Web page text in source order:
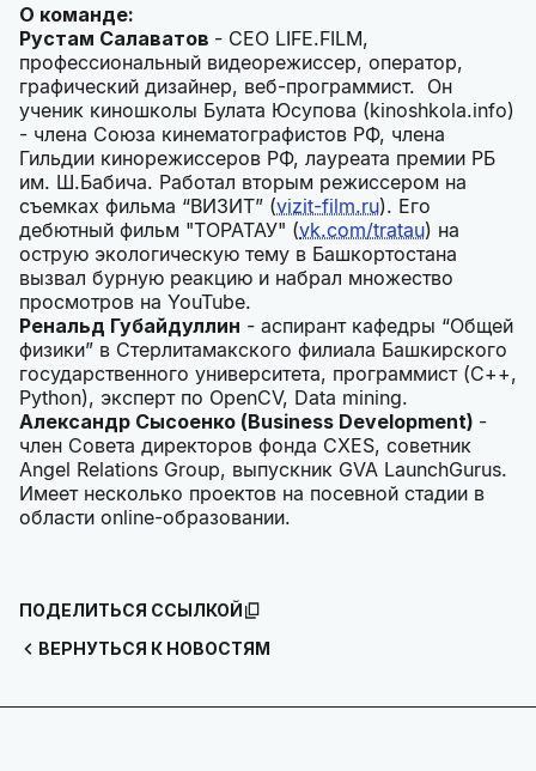
О команде:
Рустам Салаватов - CEO LIFE.FILM,
профессиональный видеорежиссер, оператор,
графический дизайнер, веб-программист. Он
ученик киношколы Булата Юсупова (kinoshkola.info)
- члена Союза кинематографистов РФ, члена
Гильдии кинорежиссеров РФ, лауреата премии РБ
им. Ш.Бабича. Работал вторым режиссером на
съемках фильма “ВИЗИТ” (vizit-film.ru). Его
дебютный фильм "ТОРАТАУ" (vk.com/tratau) на
острую экологическую тему в Башкортостана
вызвал бурную реакцию и набрал множество
просмотров на YouTube.
Ренальд Губайдуллин - аспирант кафедры “Общей
физики” в Стерлитамакского филиала Башкирского
государственного университета, программист (C++,
Python), эксперт по OpenCV, Data mining.
Александр Сысоенко (Business Development) -
член Совета директоров фонда CXES, советник
Angel Relations Group, выпускник GVA LaunchGurus.
Имеет несколько проектов на посевной стадии в
области online-образовании.
ВЕРНУТЬСЯ К НОВОСТЯМ
ПОДЕЛИТЬСЯ ССЫЛКОЙ